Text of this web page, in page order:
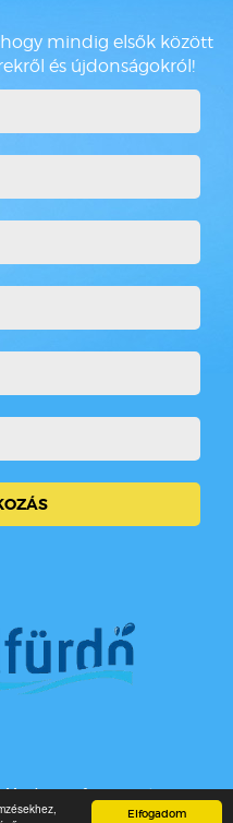
Elfogadom
mindig elsők között
és újdonságokról!
Minden jog fenntartva!